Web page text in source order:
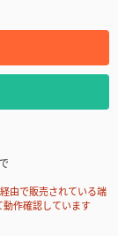
由で販売されている端
動作確認しています